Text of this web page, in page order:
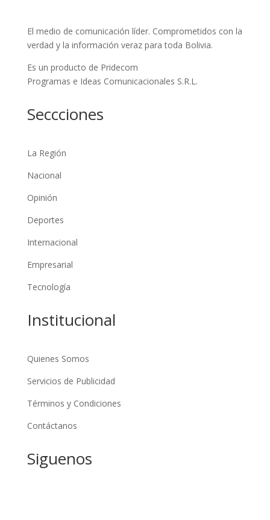
El medio de comunicación líder. Comprometidos con la
verdad y la información veraz para toda Bolivia.
Es un producto de Pridecom
Programas e Ideas Comunicacionales S.R.L.
Seccciones
La Región
Nacional
Opinión
Deportes
Internacional
Empresarial
Tecnología
Institucional
Quienes Somos
Servicios de Publicidad
Términos y Condiciones
Contáctanos
Siguenos